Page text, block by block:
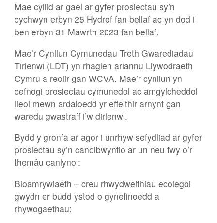
Mae cyllid ar gael ar gyfer prosiectau sy’n
cychwyn erbyn 25 Hydref fan bellaf ac yn dod i
ben erbyn 31 Mawrth 2023 fan bellaf.
Mae’r Cynllun Cymunedau Treth Gwarediadau
Tirlenwi (LDT) yn rhaglen ariannu Llywodraeth
Cymru a reolir gan WCVA. Mae’r cynllun yn
cefnogi prosiectau cymunedol ac amgylcheddol
lleol mewn ardaloedd yr effeithir arnynt gan
waredu gwastraff i’w dirlenwi.
Bydd y gronfa ar agor i unrhyw sefydliad ar gyfer
prosiectau sy’n canolbwyntio ar un neu fwy o’r
themâu canlynol:
Bioamrywiaeth – creu rhwydweithiau ecolegol
gwydn er budd ystod o gynefinoedd a
rhywogaethau: